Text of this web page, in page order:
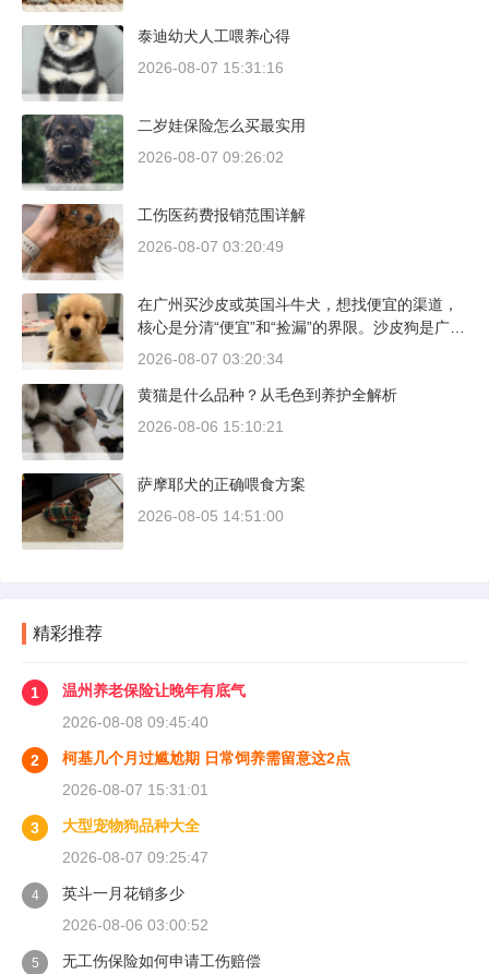
泰迪幼犬人工喂养心得
2026-08-07 15:31:16
二岁娃保险怎么买最实用
2026-08-07 09:26:02
工伤医药费报销范围详解
2026-08-07 03:20:49
在广州买沙皮或英国斗牛犬，想找便宜的渠道，
核心是分清“便宜”和“捡漏”的界限。沙皮狗是广东
本地犬种，价格比北方城市有优势；英国斗牛犬
方和真实价格区间。
2026-08-07 03:20:34
黄猫是什么品种？从毛色到养护全解析
2026-08-06 15:10:21
萨摩耶犬的正确喂食方案
2026-08-05 14:51:00
精彩推荐
1
温州养老保险让晚年有底气
2026-08-08 09:45:40
2
柯基几个月过尴尬期 日常饲养需留意这2点
2026-08-07 15:31:01
3
大型宠物狗品种大全
2026-08-07 09:25:47
4
英斗一月花销多少
2026-08-06 03:00:52
5 无工伤保险如何申请工伤赔偿